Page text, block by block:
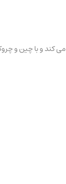
و با چین و